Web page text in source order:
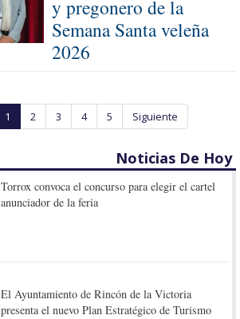
y pregonero de la
Semana Santa veleña
2026
1 2 3 4 5 Siguiente
Noticias De Hoy
Torrox convoca el concurso para elegir el cartel
anunciador de la feria
El Ayuntamiento de Rincón de la Victoria
presenta el nuevo Plan Estratégico de Turismo